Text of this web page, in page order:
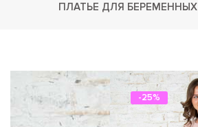
ПЛАТЬЕ ДЛЯ
-25%